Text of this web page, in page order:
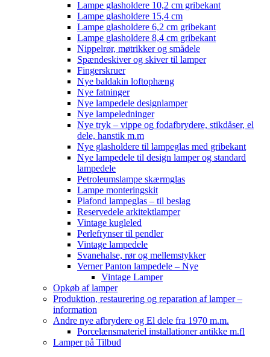
Lampe glasholdere 10,2 cm gribekant
Lampe glasholdere 15,4 cm
Lampe glasholdere 6,2 cm gribekant
Lampe glasholdere 8,4 cm gribekant
Nippelrør, møtrikker og smådele
Spændeskiver og skiver til lamper
Fingerskruer
Nye baldakin loftophæng
Nye fatninger
Nye lampedele designlamper
Nye lampeledninger
Nye tryk – vippe og fodafbrydere, stikdåser, el
dele, hanstik m.m
Nye glasholdere til lampeglas med gribekant
Nye lampedele til design lamper og standard
lampedele
Petroleumslampe skærmglas
Lampe monteringskit
Plafond lampeglas – til beslag
Reservedele arkitektlamper
Vintage kugleled
Perlefrynser til pendler
Vintage lampedele
Svanehalse, rør og mellemstykker
Verner Panton lampedele – Nye
Vintage Lamper
Opkøb af lamper
Produktion, restaurering og reparation af lamper –
information
Andre nye afbrydere og El dele fra 1970 m.m.
Porcelænsmateriel installationer antikke m.fl
Lamper på Tilbud